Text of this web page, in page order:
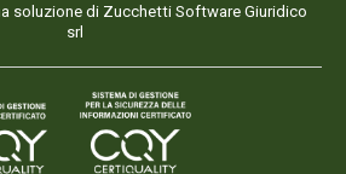
soluzione di Zucchetti Software Giuridico
srl